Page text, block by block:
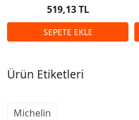
Sprey
519,13 TL
Ürün Etiketleri
Michelin